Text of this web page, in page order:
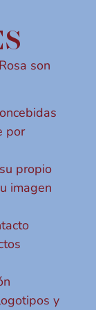
son
por
propio
imagen
y